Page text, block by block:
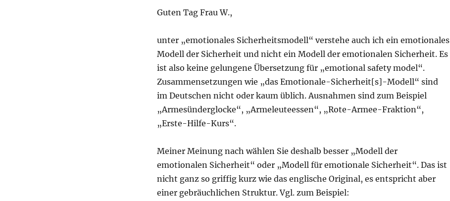
Guten Tag Frau W.,
unter „emotionales Sicherheitsmodell“ verstehe auch ich ein emotionales
Modell der Sicherheit und nicht ein Modell der emotionalen Sicherheit. Es
ist also keine gelungene Übersetzung für „emotional safety model“.
Zusammensetzungen wie „das Emotionale-Sicherheit[s]-Modell“ sind
im Deutschen nicht oder kaum üblich. Ausnahmen sind zum Beispiel
„Armesünderglocke“, „Armeleuteessen“, „Rote-Armee-Fraktion“,
„Erste-Hilfe-Kurs“.
Meiner Meinung nach wählen Sie deshalb besser „Modell der
emotionalen Sicherheit“ oder „Modell für emotionale Sicherheit“. Das ist
nicht ganz so griffig kurz wie das englische Original, es entspricht aber
einer gebräuchlichen Struktur. Vgl. zum Beispiel: